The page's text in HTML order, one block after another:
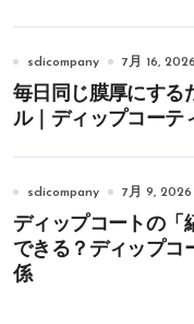
sdicompany 7月 16, 2026
毎日同じ膜厚にする
ル｜ディップコーテ
sdicompany 7月 9, 2026
ディップコートの「
できる？ディップコ
係